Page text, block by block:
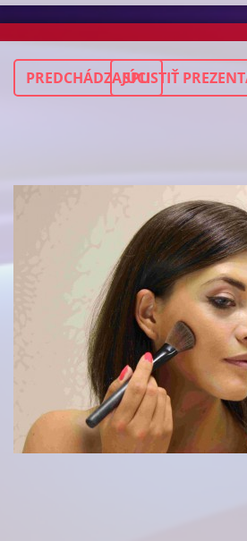
PREDCHÁDZAJÚCISPUSTIŤ